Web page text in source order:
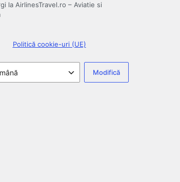
la AirlinesTravel.ro – Aviatie si
Politică cookie-uri (UE)